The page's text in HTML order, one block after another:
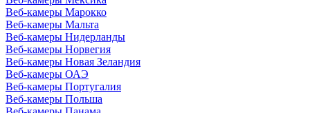
Веб-камеры Марокко
Веб-камеры Мальта
Веб-камеры Нидерланды
Веб-камеры Норвегия
Веб-камеры Новая Зеландия
Веб-камеры ОАЭ
Веб-камеры Португалия
Веб-камеры Польша